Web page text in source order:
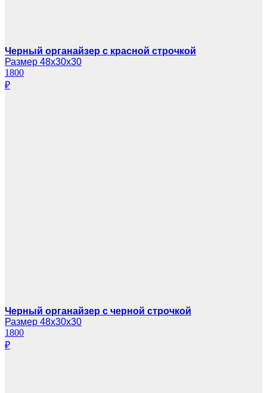
Черный органайзер с красной строчкой
Размер 48х30х30
1800
₽
Черный органайзер с черной строчкой
Размер 48х30х30
1800
₽